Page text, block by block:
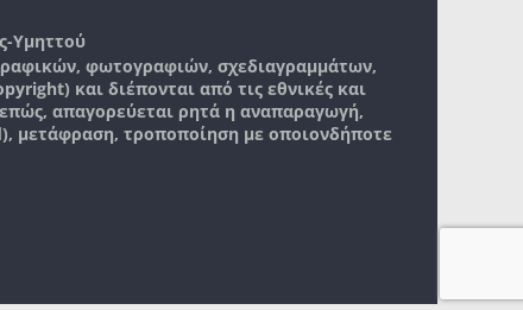
Υμηττού
φωτογραφιών, σχεδιαγραμμάτων,
και διέπονται από τις εθνικές και
απαγορεύεται ρητά η αναπαραγωγή,
μετάφραση, τροποποίηση με οποιονδήποτε